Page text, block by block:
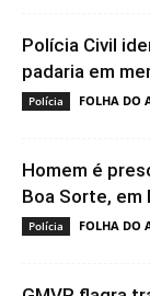
Polícia Civil
padaria em
Polícia FOLHA DO
Homem é
Boa Sorte, em
Polícia FOLHA DO